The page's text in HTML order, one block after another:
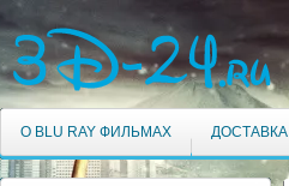
О BLU RAY ФИЛЬМАХ ДОСТАВКА